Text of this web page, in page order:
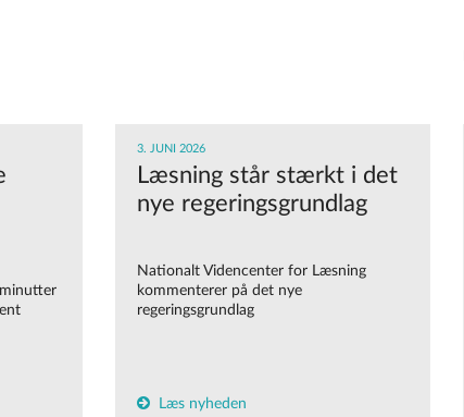
3. JUNI 2026
Læsning står stærkt i det
nye regeringsgrundlag
Nationalt Videncenter for Læsning
kommenterer på det nye
regeringsgrundlag
Læs nyheden